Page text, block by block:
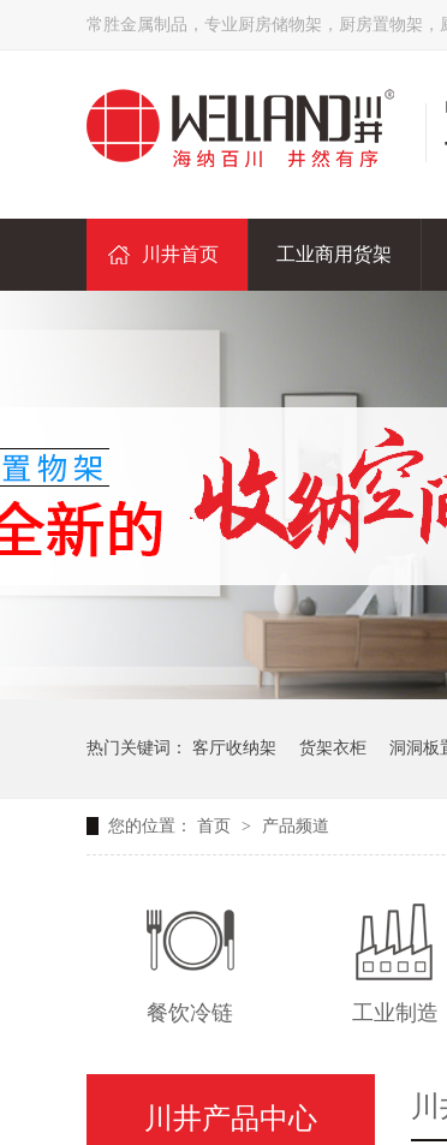
常胜金属制品，专业厨房储物架，厨房置物架，
川井首页 工业商用货架
热门关键词： 客厅收纳架 货架衣柜 洞洞板
您的位置： 首页 > 产品频道
餐饮冷链 工业制造
川井产品中心